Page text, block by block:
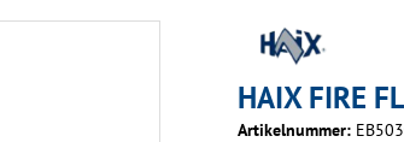
HAIX FIRE
Artikelnummer: